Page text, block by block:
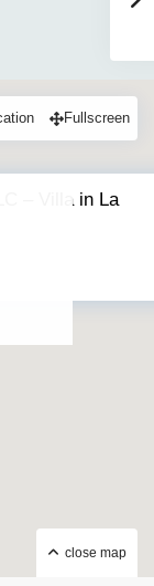
– Villa in La
close map
Fullscreen